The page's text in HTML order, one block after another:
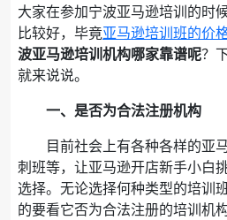
大家在参加宁波亚马逊培训的时
比较好，毕竟亚马逊培训班的价
波亚马逊培训机构哪家靠谱呢？
就来说说。
一、是否为合法注册机构
目前社会上有各种各样的亚
刺班等，让亚马逊开店新手小白
选择。无论选择何种类型的培训
的要看它否为合法注册的培训机